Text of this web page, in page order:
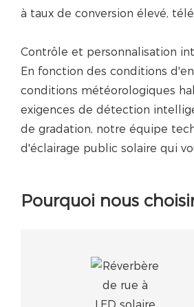
à taux de conversion élevé,
Contrôle et personnalisation
En fonction des conditions
conditions météorologiques
exigences de détection
de gradation, notre équipe
d'éclairage public solaire qui
Pourquoi nous